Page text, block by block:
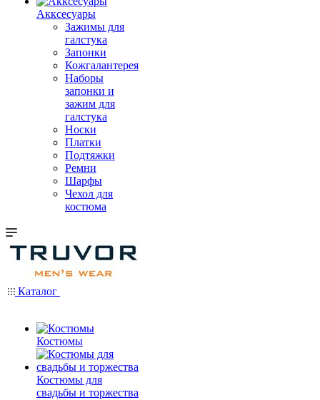
Акксесуары
Зажимы для
галстука
Запонки
Кожгалантерея
Наборы
запонки и
зажим для
галстука
Носки
Платки
Подтяжки
Ремни
Шарфы
Чехол для
костюма
Каталог
Костюмы
Костюмы для
свадьбы и торжества